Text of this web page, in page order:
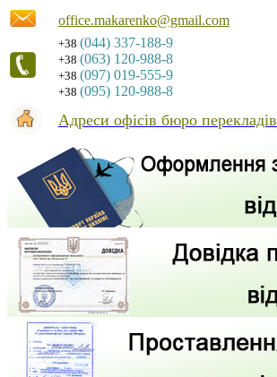
office.makarenko@gmail.com
+38 (044) 337-188-9
+38 (063) 120-988-8
+38 (097) 019-555-9
+38 (095) 120-988-8
Адреси офісів бюро перекладів